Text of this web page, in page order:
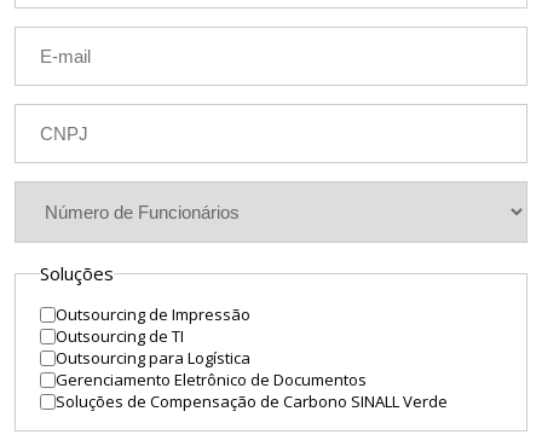
Soluções
Outsourcing de Impressão
Outsourcing de TI
Outsourcing para Logística
Gerenciamento Eletrônico de Documentos
Soluções de Compensação de Carbono SINALL Verde